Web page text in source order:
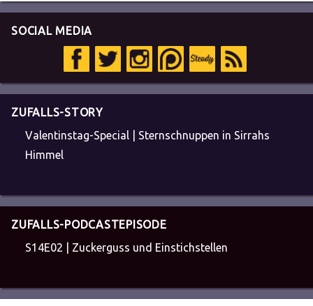
SOCIAL MEDIA
ZUFALLS-STORY
Valentinstag-Special | Sternschnuppen in Sirrahs
Himmel
ZUFALLS-PODCASTEPISODE
S14E02 | Zuckerguss und Einstichstellen